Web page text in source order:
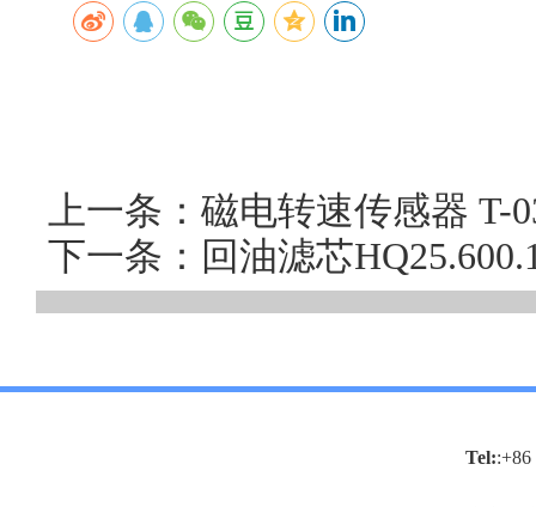
上一条：磁电转速传感器 T-
下一条：回油滤芯
Tel::+86